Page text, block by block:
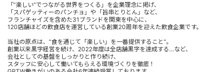
「”楽しい”でつながる世界をつくる」を企業理念に掲げ、
「スパゲッティーのパンチョ」や「旨串とりとん」など、
フランチャイズを含めた31ブランドを関東を中心に、
120店舗ほどの飲食店を運営している創業20周年を迎えた飲食企業です。
当社の原点は、“食を通じて「楽しい」を一番提供すること”。
創業以来黒字経営を続け、2022年度は全店舗黒字を達成する…など、
会社としての基盤をしっかりと作り続け、
スタッフに安心して働いてもらえる環境づくりを徹底！